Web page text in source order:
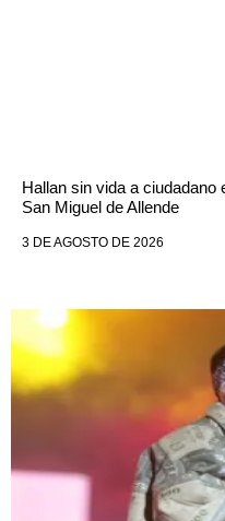
Hallan sin vida a ciudadano
San Miguel de Allende
3 DE AGOSTO DE 2026